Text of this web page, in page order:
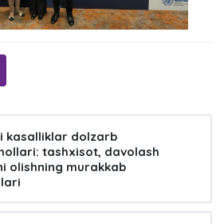
kasalliklar dolzarb
tashxisot, davolash
olishning murakkab